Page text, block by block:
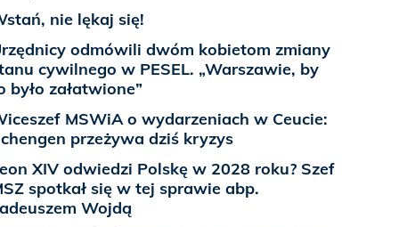
nie lękaj się!
odmówili dwóm kobietom zmiany
cywilnego w PESEL. „Warszawie, by
było załatwione”
MSWiA o wydarzeniach w Ceucie:
przeżywa dziś kryzys
XIV odwiedzi Polskę w 2028 roku? Szef
spotkał się w tej sprawie abp.
Wojdą